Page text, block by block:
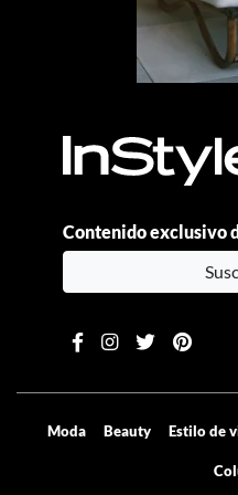
Contenido exclusivo
Moda Beauty Estilo de